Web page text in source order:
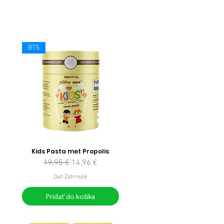
BTS
Kids Pasta met Propolis
Normálna cena
19,95 € Zľavnená cena
14,96 €
Daň Zahrnuté
Pridať do košíka